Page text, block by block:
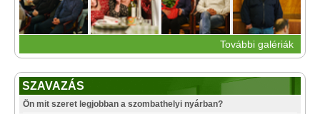
További galériák
SZAVAZÁS
Ön mit szeret legjobban a szombathelyi nyárban?